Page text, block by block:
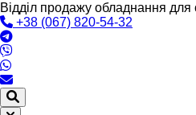
Відділ продажу обладнання для
+38 (067) 820-54-32